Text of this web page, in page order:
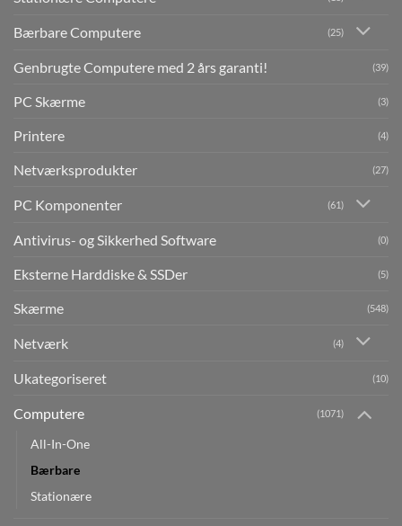
Bærbare Computere (25)
Genbrugte Computere med 2 års garanti! (39)
PC Skærme (3)
Printere (4)
Netværksprodukter (27)
PC Komponenter (61)
Antivirus- og Sikkerhed Software (0)
Eksterne Harddiske & SSDer (5)
Skærme (548)
Netværk (4)
Ukategoriseret (10)
Computere (1071)
All-In-One
Bærbare
Stationære